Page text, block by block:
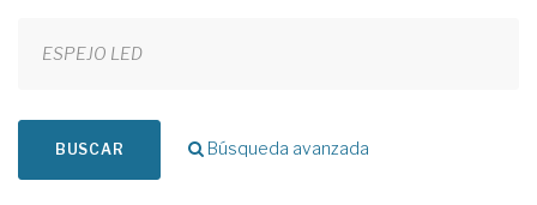
BUSCAR Búsqueda avanzada